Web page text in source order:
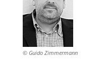
© Guido Zimmermann